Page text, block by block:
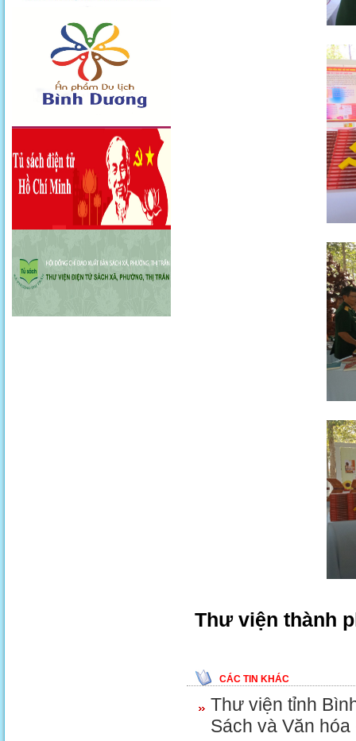
Thư viện thành
CÁC TIN KHÁC
Thư viện tỉnh
Sách và Văn